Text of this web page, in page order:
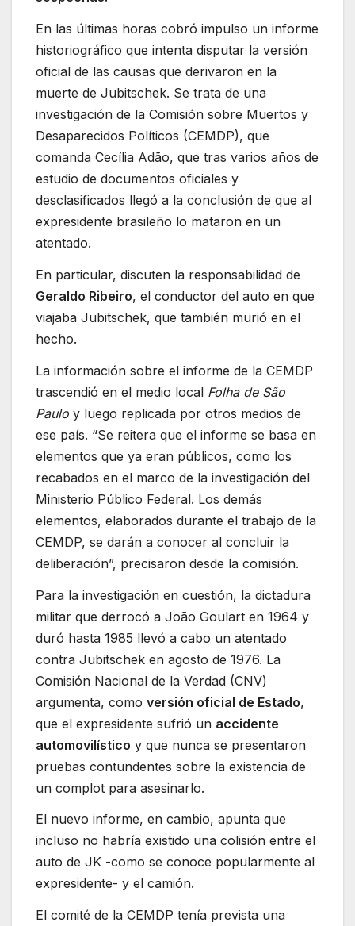
En las últimas horas cobró impulso un informe
historiográfico que intenta disputar la versión
oficial de las causas que derivaron en la
muerte de Jubitschek. Se trata de una
investigación de la Comisión sobre Muertos y
Desaparecidos Políticos (CEMDP), que
comanda Cecília Adão, que tras varios años de
estudio de documentos oficiales y
desclasificados llegó a la conclusión de que al
expresidente brasileño lo mataron en un
atentado.
En particular, discuten la responsabilidad de
Geraldo Ribeiro, el conductor del auto en que
viajaba Jubitschek, que también murió en el
hecho.
La información sobre el informe de la CEMDP
trascendió en el medio local Folha de São
Paulo y luego replicada por otros medios de
ese país. “Se reitera que el informe se basa en
elementos que ya eran públicos, como los
recabados en el marco de la investigación del
Ministerio Público Federal. Los demás
elementos, elaborados durante el trabajo de la
CEMDP, se darán a conocer al concluir la
deliberación”, precisaron desde la comisión.
Para la investigación en cuestión, la dictadura
militar que derrocó a João Goulart en 1964 y
duró hasta 1985 llevó a cabo un atentado
contra Jubitschek en agosto de 1976. La
Comisión Nacional de la Verdad (CNV)
argumenta, como versión oficial de Estado,
que el expresidente sufrió un accidente
automovilístico y que nunca se presentaron
pruebas contundentes sobre la existencia de
un complot para asesinarlo.
El nuevo informe, en cambio, apunta que
incluso no habría existido una colisión entre el
auto de JK -como se conoce popularmente al
expresidente- y el camión.
El comité de la CEMDP tenía prevista una